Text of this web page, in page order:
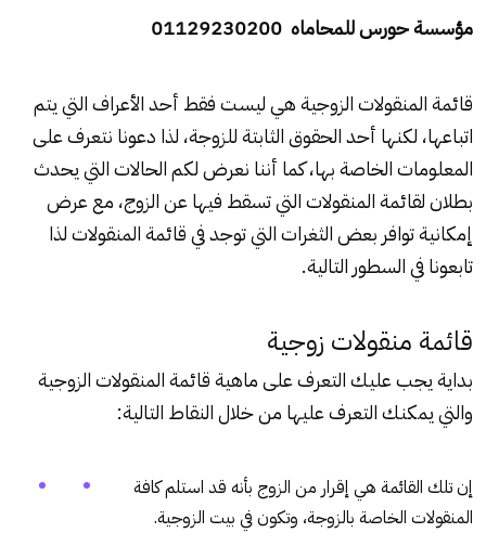
مؤسسة حورس للمحاماه 01129230200
قائمة المنقولات الزوجيةهي ليست فقط أحد الأعراف التي يتم
اتباعها، لكنها أحد الحقوق الثابتة للزوجة، لذا دعونا نتعرف على
المعلومات الخاصة بها، كما أننا نعرض لكم الحالات التي يحدث
بطلانلقائمة المنقولاتالتي تسقط فيها عن الزوج، مع عرض
إمكانية توافر بعض الثغرات التي توجد في قائمة المنقولات لذا
تابعونا في السطور التالية.
قائمة منقولات زوجية
بداية يجب عليك التعرف على ماهيةقائمة المنقولات الزوجية
والتي يمكنك التعرف عليها من خلال النقاط التالية:
إن تلك القائمة هي إقرار من الزوج بأنه قد استلم كافة
المنقولات الخاصة بالزوجة، وتكون في بيت الزوجية.